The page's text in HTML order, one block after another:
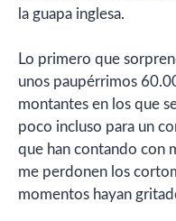
la guapa inglesa.
Lo primero que
unos paupérrimos
montantes en los que
poco incluso para un
que han contando con
me perdonen los
momentos hayan